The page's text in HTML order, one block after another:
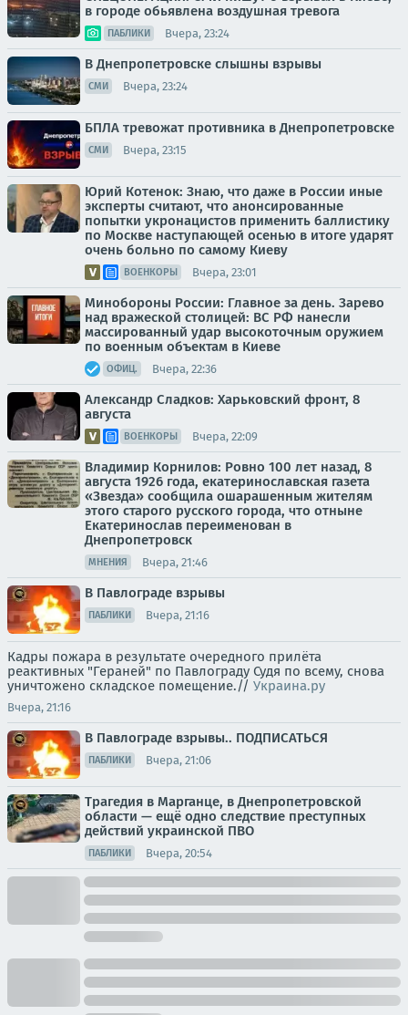
в городе обьявлена воздушная тревога
ПАБЛИКИ Вчера, 23:24
В Днепропетровске слышны взрывы
СМИ Вчера, 23:24
БПЛА тревожат противника в Днепропетровске
СМИ Вчера, 23:15
Юрий Котенок: Знаю, что даже в России иные
эксперты считают, что анонсированные
попытки укронацистов применить баллистику
по Москве наступающей осенью в итоге ударят
очень больно по самому Киеву
ВОЕНКОРЫ Вчера, 23:01
Минобороны России: Главное за день. Зарево
над вражеской столицей: ВС РФ нанесли
массированный удар высокоточным оружием
по военным объектам в Киеве
ОФИЦ. Вчера, 22:36
Александр Сладков: Харьковский фронт, 8
августа
ВОЕНКОРЫ Вчера, 22:09
Владимир Корнилов: Ровно 100 лет назад, 8
августа 1926 года, екатеринославская газета
«Звезда» сообщила ошарашенным жителям
этого старого русского города, что отныне
Екатеринослав переименован в
Днепропетровск
МНЕНИЯ Вчера, 21:46
В Павлограде взрывы
ПАБЛИКИ Вчера, 21:16
Кадры пожара в результате очередного прилёта
реактивных "Гераней" по Павлограду Судя по всему, снова
уничтожено складское помещение.// Украина.ру
Вчера, 21:16
В Павлограде взрывы.. ПОДПИСАТЬСЯ
ПАБЛИКИ Вчера, 21:06
Трагедия в Марганце, в Днепропетровской
области — ещё одно следствие преступных
действий украинской ПВО
ПАБЛИКИ Вчера, 20:54